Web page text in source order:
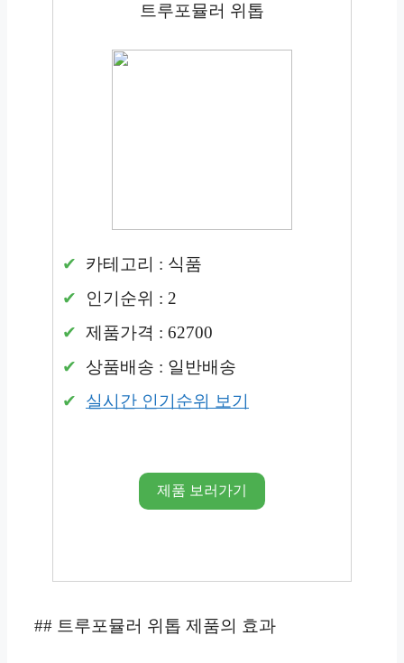
트루포뮬러 위톱
카테고리 : 식품
인기순위 : 2
제품가격 : 62700
상품배송 : 일반배송
실시간 인기순위 보기
제품 보러가기
## 트루포뮬러 위톱 제품의 효과